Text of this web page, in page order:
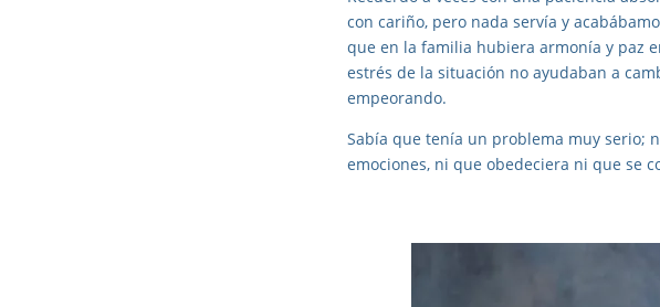
con cariño, pero nada servía y
que en la familia hubiera armonía y paz
estrés de la situación no ayudaban a
empeorando.
Sabía que tenía un problema muy serio;
emociones, ni que obedeciera ni que se